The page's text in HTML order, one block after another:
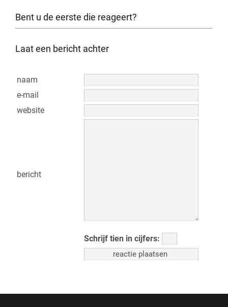
Bent u de eerste die reageert?
Laat een bericht achter
naam
e-mail
website
bericht
Schrijf tien in cijfers: